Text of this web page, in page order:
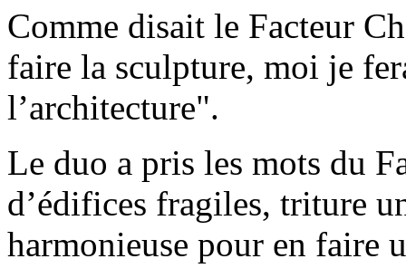
Comme disait le Facteur
faire la sculpture, moi je
l’architecture".
Le duo a pris les mots du
d’édifices fragiles, triture
harmonieuse pour en faire